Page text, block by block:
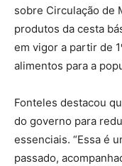
sobre Circulação de
produtos da cesta
em vigor a partir de
alimentos para a
Fonteles destacou
do governo para
essenciais. “Essa é
passado,